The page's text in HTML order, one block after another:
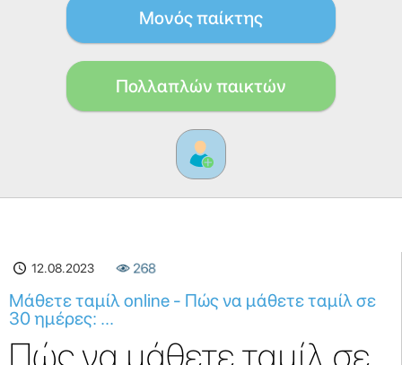
Μονός παίκτης
Πολλαπλών παικτών
12.08.2023 268
Μάθετε ταμίλ online - Πώς να μάθετε ταμίλ σε
30 ημέρες: ...
Πώς να μάθετε ταμίλ σε